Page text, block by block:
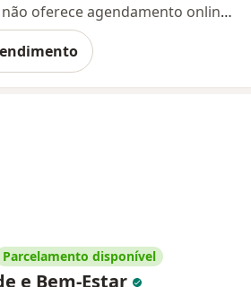
Esse especialista não oferece agendamento online para esse endereço.
Parcelamento disponível
e Bem-Estar